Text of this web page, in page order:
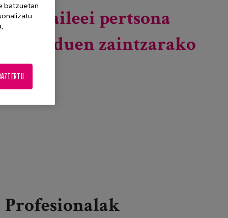
pertsona
ardatz duen zaintzarako
Profesionalak
batzuetan